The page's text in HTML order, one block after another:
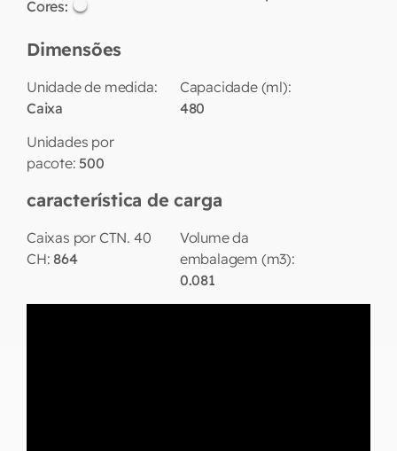
Cores:
Dimensões
Unidade de medida:
Caixa
Unidades por
pacote: 500
Capacidade (ml):
480
característica de carga
Caixas por CTN. 40
CH: 864
Volume da
embalagem (m3):
0.081